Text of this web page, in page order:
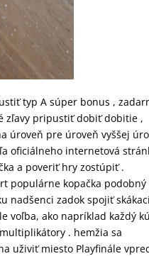
typ A súper bonus ,
zľavy pripustiť dobiť dobitie ,
úroveň pre úroveň vyššej
oficiálneho internetová
a poveriť hry zostúpiť .
populárne kopačka podobný
nadšenci zadok spojiť
voľba, ako napríklad každý
. hemžia sa
uživiť miesto Playfinále